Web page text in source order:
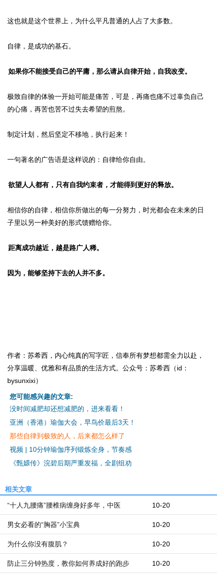
这也就是这个世界上，为什么平凡普通的人占了大多数。
自律，是成功的基石。
如果你不能接受自己的平庸，那么请从自律开始，自我改变。
极致自律的体验一开始可能是痛苦，可是，再痛也痛不过辜负自己
的心痛，再苦也苦不过失去希望的煎熬。
制定计划，然后坚定不移地，执行起来！
一句著名的广告语是这样说的：自律给你自由。
欲望人人都有，只有自我约束者，才能得到更好的释放。
相信你的自律，相信你所做出的每一分努力，时光都会在未来的日
子里以另一种美好的形式馈赠给你。
距离成功越近，越是路广人稀。
因为，能够坚持下去的人并不多。
作者：苏希西，内心纯真的写字匠，信奉所有梦想都需全力以赴，
分享温暖、优雅和有品质的生活方式。公众号：苏希西（id：
bysunxixi）
您可能感兴趣的文章:
没时间减肥却还想减肥的，进来看看！
亚洲（香港）瑜伽大会，早鸟价最后3天！
那些自律到极致的人，后来都怎么样了
视频 | 10分钟瑜伽序列锻炼全身，节奏感
《甄嬛传》浣碧后期严重发福，全剧组劝
相关文章
10-20
“十人九腰痛”腰椎病缠身好多年，中医
10-20
男女必看的“胸器”小宝典
10-20
为什么你没有腹肌？
10-20
防止三分钟热度，教你如何养成好的跑步